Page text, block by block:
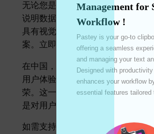
无论您是研究人员,项目经理,还是
说明数据连接的人
具有视觉冲击力且信息丰富的地图
案。立即下载,提升您的数据可视化
在中国，ConnectionMap凭借其卓
用户体验，荣获了„图形与设计”类
荣。这一成就不仅是对我们团队努
是对用户信任和支持的最佳证明。
如需支持或反馈,请联系我们的专业
Management for
Workflow !
Pastey is your go-to
offering a seamless
and managing your text
Designed with
enhances your workflow
essential features tailored